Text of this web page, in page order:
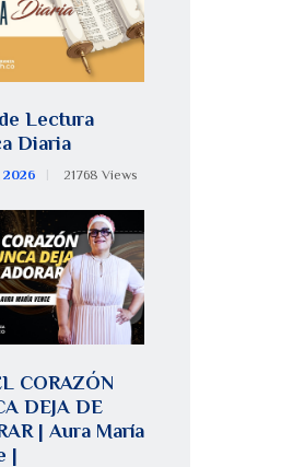
Lectura
Diaria
2026 21768 Views
CORAZÓN
DEJA DE
| Aura María
|